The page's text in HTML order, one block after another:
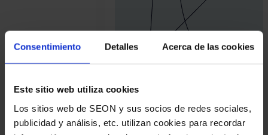
Consentimiento Detalles Acerca de las cookies
Este sitio web utiliza cookies
Los sitios web de SEON y sus socios de redes sociales,
publicidad y análisis, etc. utilizan cookies para recordar